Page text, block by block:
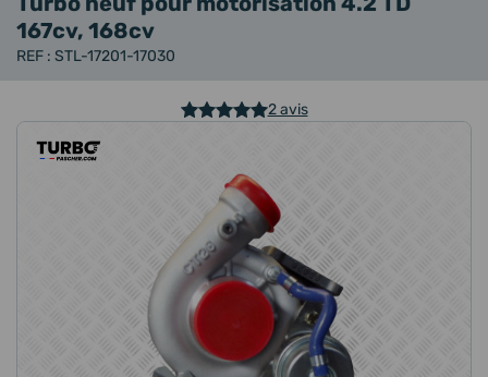
167cv, 168cv
REF : STL-17201-17030
2 avis